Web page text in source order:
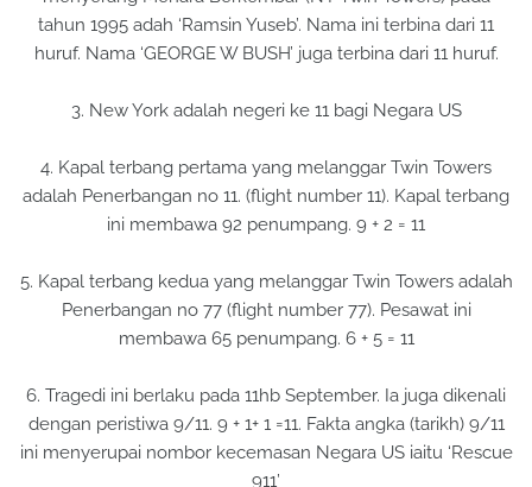
tahun 1995 adah ‘Ramsin Yuseb’. Nama ini terbina dari 11
huruf. Nama ‘GEORGE W BUSH’ juga terbina dari 11 huruf.
3. New York adalah negeri ke 11 bagi Negara US
4. Kapal terbang pertama yang melanggar Twin Towers
adalah Penerbangan no 11. (flight number 11). Kapal terbang
ini membawa 92 penumpang. 9 + 2 = 11
5. Kapal terbang kedua yang melanggar Twin Towers adalah
Penerbangan no 77 (flight number 77). Pesawat ini
membawa 65 penumpang. 6 + 5 = 11
6. Tragedi ini berlaku pada 11hb September. Ia juga dikenali
dengan peristiwa 9/11. 9 + 1+ 1 =11. Fakta angka (tarikh) 9/11
ini menyerupai nombor kecemasan Negara US iaitu ‘Rescue
911’